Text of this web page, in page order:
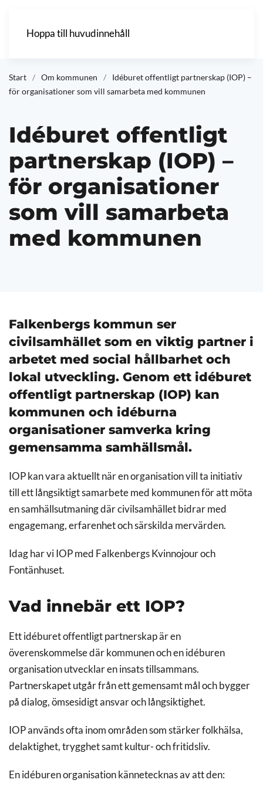
Hoppa till huvudinnehåll
Start Om kommunen
Idéburet offentligt partnerskap (IOP) –
för organisationer som vill samarbeta med kommunen
Idéburet offentligt
partnerskap (IOP) –
för organisationer
som vill samarbeta
med kommunen
Falkenbergs kommun ser
civilsamhället som en viktig partner i
arbetet med social hållbarhet och
lokal utveckling. Genom ett idéburet
offentligt partnerskap (IOP) kan
kommunen och idéburna
organisationer samverka kring
gemensamma samhällsmål.
IOP kan vara aktuellt när en organisation vill ta initiativ
till ett långsiktigt samarbete med kommunen för att möta
en samhällsutmaning där civilsamhället bidrar med
engagemang, erfarenhet och särskilda mervärden.
Idag har vi IOP med Falkenbergs Kvinnojour och
Fontänhuset.
Vad innebär ett IOP?
Ett idéburet offentligt partnerskap är en
överenskommelse där kommunen och en idéburen
organisation utvecklar en insats tillsammans.
Partnerskapet utgår från ett gemensamt mål och bygger
på dialog, ömsesidigt ansvar och långsiktighet.
IOP används ofta inom områden som stärker folkhälsa,
delaktighet, trygghet samt kultur- och fritidsliv.
En idéburen organisation kännetecknas av att den: